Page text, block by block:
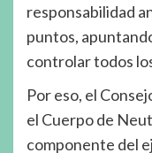
responsabilidad
puntos,
controlar todos
Por eso, el
el Cuerpo de
componente del